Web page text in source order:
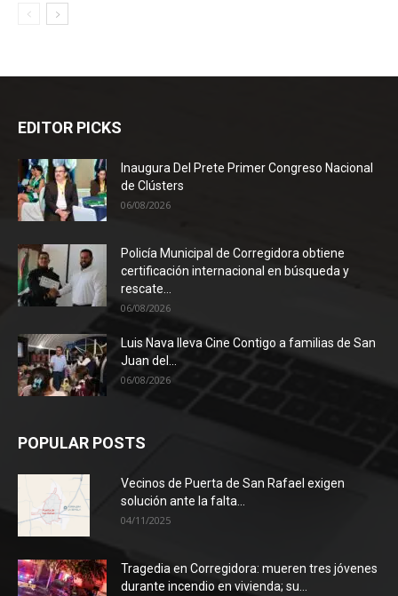
EDITOR PICKS
Inaugura Del Prete Primer Congreso Nacional
de Clústers
06/08/2026
Policía Municipal de Corregidora obtiene
certificación internacional en búsqueda y
rescate...
06/08/2026
Luis Nava lleva Cine Contigo a familias de San
Juan del...
06/08/2026
POPULAR POSTS
Vecinos de Puerta de San Rafael exigen
solución ante la falta...
04/11/2025
Tragedia en Corregidora: mueren tres jóvenes
durante incendio en vivienda; su...